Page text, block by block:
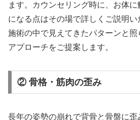
ます。カウンセリング時に、お体
になる点はその場で詳しくご説明い
施術の中で見えてきたパターンと
アプローチをご提案します。
② 骨格・筋肉の歪み
長年の姿勢の崩れで背骨と骨盤に